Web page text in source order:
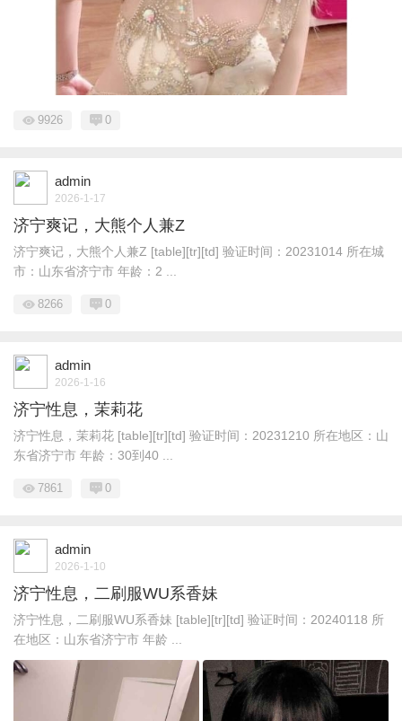
9926 0
admin
2026-1-17
济宁爽记，大熊个人兼Z
济宁爽记，大熊个人兼Z [table][tr][td] 验证时间：20231014 所在城
市：山东省济宁市 年龄：2 ...
8266 0
admin
2026-1-16
济宁性息，茉莉花
济宁性息，茉莉花 [table][tr][td] 验证时间：20231210 所在地区：山
东省济宁市 年龄：30到40 ...
7861 0
admin
2026-1-10
济宁性息，二刷服WU系香妹
济宁性息，二刷服WU系香妹 [table][tr][td] 验证时间：20240118 所
在地区：山东省济宁市 年龄 ...